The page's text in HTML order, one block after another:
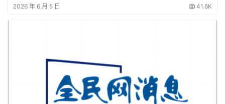
2026 年 6 月 5 日 41.6K